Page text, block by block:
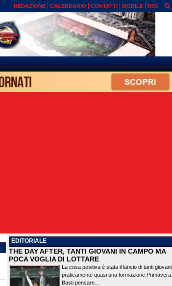
REDAZIONE CALENDARIO CONTATTI MOBILE RSS
EDITORIALE
THE DAY AFTER, TANTI GIOVANI IN CAMPO MA
POCA VOGLIA DI LOTTARE
La cosa positiva è stata il lancio di tanti giovani,
praticamente quasi una formazione Primavera.
Basti pensare...